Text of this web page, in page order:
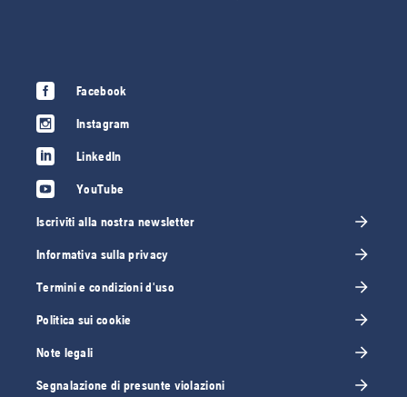
Facebook
Instagram
LinkedIn
YouTube
Iscriviti alla nostra newsletter
Informativa sulla privacy
Termini e condizioni d'uso
Politica sui cookie
Note legali
Segnalazione di presunte violazioni